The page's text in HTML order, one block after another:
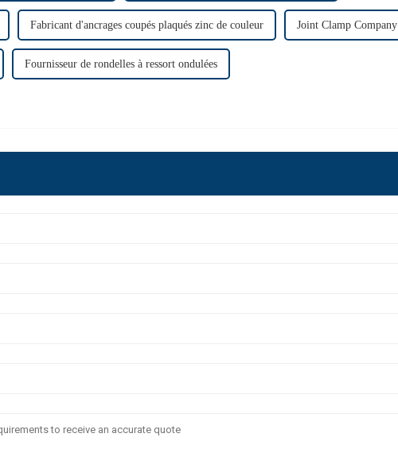
Fabricant d'ancrages coupés plaqués zinc de couleur Joint Clamp Company
Fournisseur de rondelles à ressort ondulées